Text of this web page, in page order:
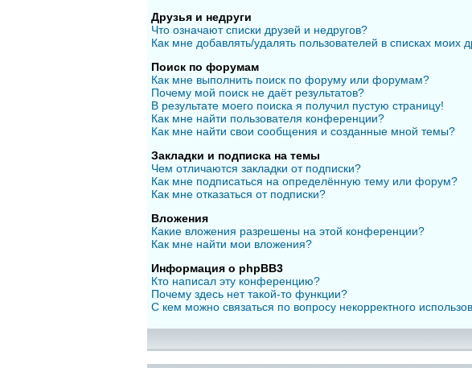
Друзья и недруги
Что означают списки друзей и недругов?
Как мне добавлять/удалять пользователей в списках моих
Поиск по форумам
Как мне выполнить поиск по форуму или форумам?
Почему мой поиск не даёт результатов?
В результате моего поиска я получил пустую страницу!
Как мне найти пользователя конференции?
Как мне найти свои сообщения и созданные мной темы?
Закладки и подписка на темы
Чем отличаются закладки от подписки?
Как мне подписаться на определённую тему или форум?
Как мне отказаться от подписки?
Вложения
Какие вложения разрешены на этой конференции?
Как мне найти мои вложения?
Информация о phpBB3
Кто написал эту конференцию?
Почему здесь нет такой-то функции?
С кем можно связаться по вопросу некорректного